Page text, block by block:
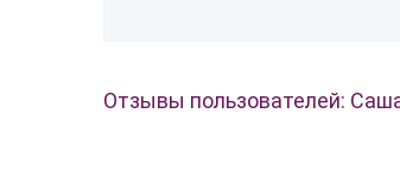
Отзывы пользователей: